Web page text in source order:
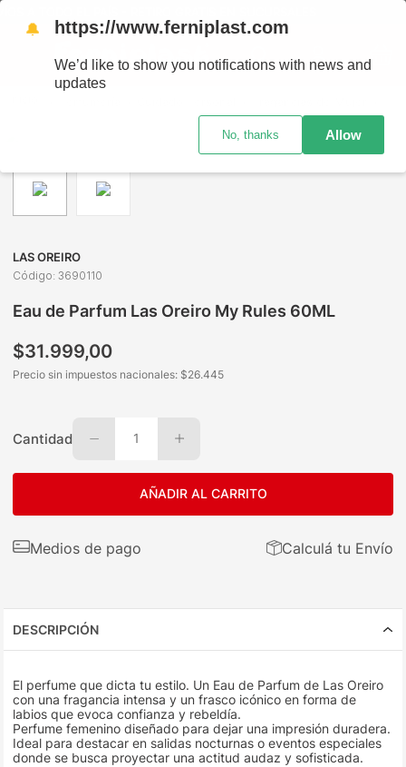
LAS OREIRO
Código:3690110
Eau de Parfum Las Oreiro My Rules 60ML
$31.999,00
Precio sin impuestos nacionales: $26.445
Cantidad 1
AÑADIR AL CARRITO
Medios de pago Calculá tu Envío
DESCRIPCIÓN
El perfume que dicta tu estilo. Un Eau de Parfum de Las Oreiro
con una fragancia intensa y un frasco icónico en forma de
labios que evoca confianza y rebeldía.
Perfume femenino diseñado para dejar una impresión duradera.
Ideal para destacar en salidas nocturnas o eventos especiales
donde se busca proyectar una actitud audaz y sofisticada.
🔔 https://www.ferniplast.com
We’d like to show you notifications with news and
updates
No, thanks Allow